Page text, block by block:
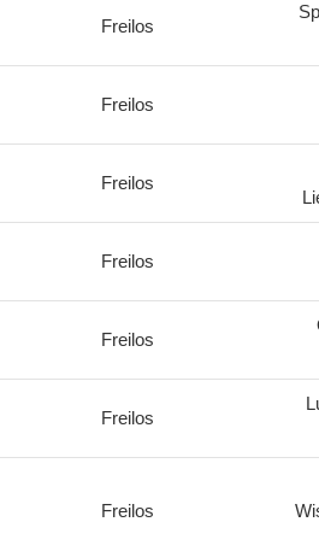
Freilos
Freilos
Freilos
Freilos
Freilos
Freilos
Freilos